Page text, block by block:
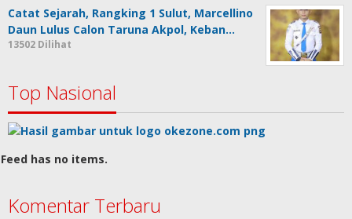
Catat Sejarah, Rangking 1 Sulut, Marcellino
Daun Lulus Calon Taruna Akpol, Keban…
13502 Dilihat
Top Nasional
Feed has no items.
Komentar Terbaru